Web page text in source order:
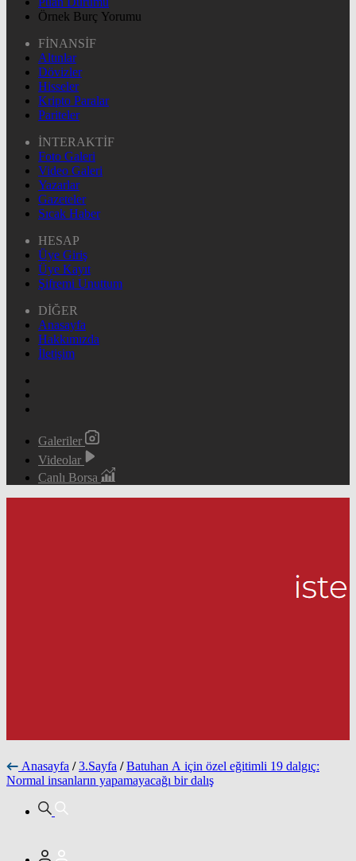
Örnek Burç Yorumu
FİNANSİF
Altınlar
Dövizler
Hisseler
Kripto Paralar
Pariteler
İNTERAKTİF
Foto Galeri
Video Galeri
Yazarlar
Gazeteler
Sıcak Haber
HESAP
Üye Giriş
Üye Kayıt
Şifremi Unuttum
DİĞER
Anasayfa
Hakkımızda
İletişim
Galeriler
Videolar
Canlı Borsa
Anasayfa / 3.Sayfa / Batuhan A için özel eğitimli 19 dalgıç:
Normal insanların yapamayacağı bir dalış